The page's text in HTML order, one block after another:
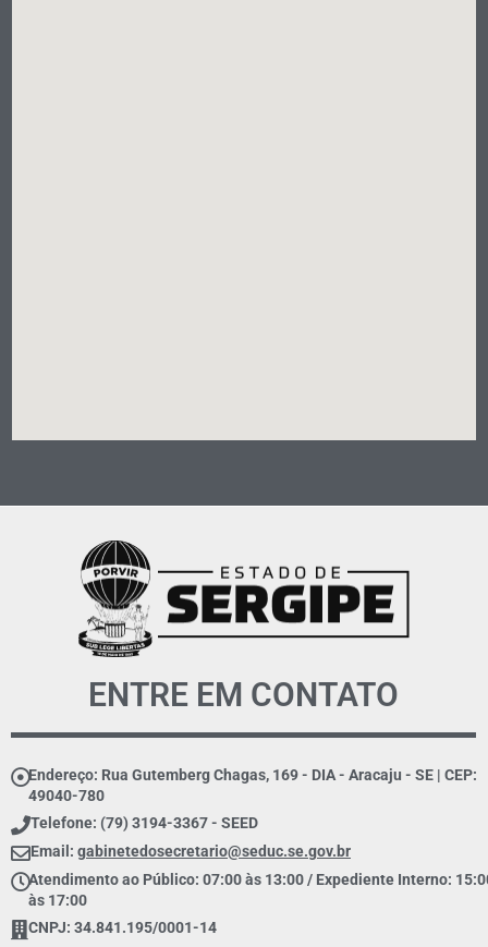
ENTRE EM CONTATO
Endereço: Rua Gutemberg Chagas, 169 - DIA - Aracaju - SE | CEP:
49040-780
Telefone: (79) 3194-3367 - SEED
Email: gabinetedosecretario@seduc.se.gov.br
Atendimento ao Público: 07:00 às 13:00 / Expediente Interno:
às 17:00
CNPJ: 34.841.195/0001-14